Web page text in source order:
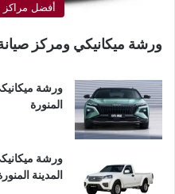
أفضل مراكز
ورشة ميكانيكي ومركز صيانة
ورشة
المنورة
ورشة
المدينة